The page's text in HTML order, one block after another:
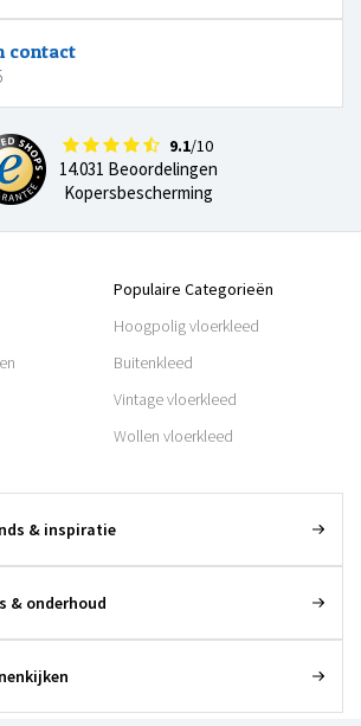
contact
9.1/10
14.031 Beoordelingen
Kopersbescherming
Populaire Categorieën
Hoogpolig vloerkleed
Buitenkleed
Vintage vloerkleed
Wollen vloerkleed
& inspiratie
& onderhoud